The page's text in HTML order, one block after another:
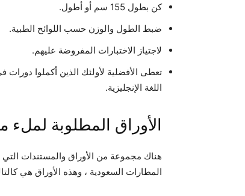
كن بطول 155 سم أو أطول.
ضبط الطول والوزن حسب اللوائح الطبية.
لاجتياز الاختبارات المفروضة عليهم.
تعطى الأفضلية لأولئك الذين أكملوا
اللغة الإنجليزية.
الأوراق المطلوبة
هناك مجموعة من الأوراق والمستندات
المطارات السعودية ، وهذه الأوراق هي